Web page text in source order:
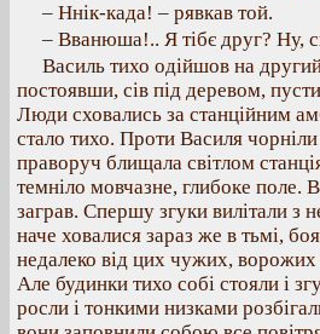
– Ннік-када! – рявкав той.
– Вванюша!.. Я тібє друг? Ну,
Василь тихо одійшов на
постоявши, сів під деревом,
Люди сховались за станційним
стало тихо. Проти Василя
праворуч блищала світлом
темніло мовчазне, глибоке поле.
заграв. Спершу згуки вилітали з
наче ховалися зараз же в тьмі,
недалеко від цих чужих, ворожих
Але будинки тихо собі стояли і
росли і тонкими низками